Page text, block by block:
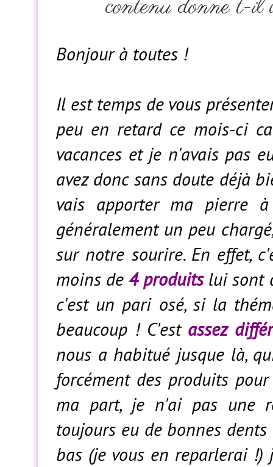
contenu donne t-il
Bonjour à toutes !
Il est temps de vous
peu en retard ce mois-ci
vacances et je n'avais pas
avez donc sans doute déjà
vais apporter ma pierre
généralement un peu
sur notre sourire. En effet,
moins de 4 produitslui sont
c'est un pari osé, si la
beaucoup ! C'est assez
nous a habitué jusque là,
forcément des produits
ma part, je n'ai pas une
toujours eu de bonnes
bas (je vous en reparlerai